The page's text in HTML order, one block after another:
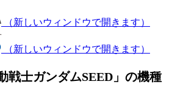
（新しいウィンドウで開きます）
（新しいウィンドウで開きます）
戦士ガンダムSEED」の機種